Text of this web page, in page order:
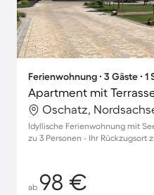
Ferienwohnung ∙ 3 Gäste ∙
Apartment mit
Oschatz,
Idyllische Ferienwohnung mit
zu 3 Personen - Ihr Rückzugsort
ab 98 €